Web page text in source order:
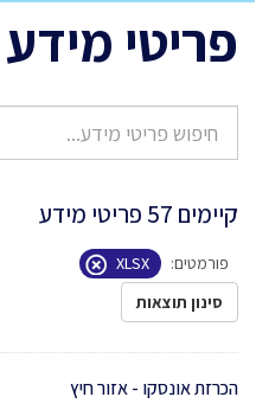
פריטי מידע
קיימים 57 פריטי מידע
פורמטים:
XLSX
סינון תוצאות
הכרזת אונסקו - אזור חיץ